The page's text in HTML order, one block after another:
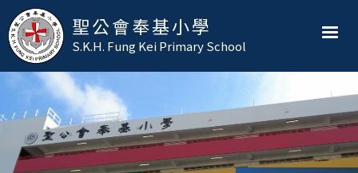
聖公會奉基小學
S.K.H. Fung Kei Primary School